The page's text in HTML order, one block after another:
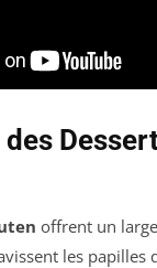
offrent un
les papilles